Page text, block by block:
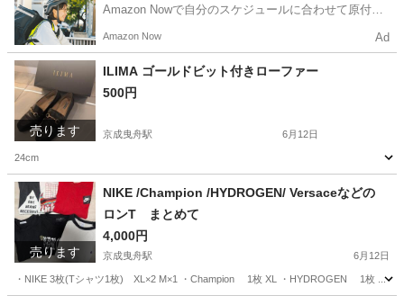
Amazon Nowで自分のスケジュールに合わせて原付や
う！
Amazon Now Ad
売ります
ILIMA ゴールドビット付きローファー
500円
京成曳舟駅 6月12日
24cm
東京 墨田区
売ります
NIKE /Champion /HYDROGEN/ Versaceなどの
ロンT まとめて
4,000円
京成曳舟駅 6月12日
・NIKE 3枚(Tシャツ1枚) XL×2 М×1 ・Champion 1枚 XL ・HYDROGEN 1枚 ...